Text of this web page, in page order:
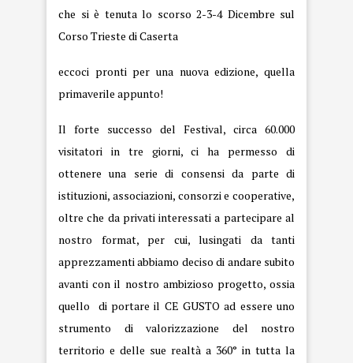
che si è tenuta lo scorso 2-3-4 Dicembre sul
Corso Trieste di Caserta
eccoci pronti per una nuova edizione, quella
primaverile appunto!
Il forte successo del Festival, circa 60.000
visitatori in tre giorni, ci ha permesso di
ottenere una serie di consensi da parte di
istituzioni, associazioni, consorzi e cooperative,
oltre che da privati interessati a partecipare al
nostro format, per cui, lusingati da tanti
apprezzamenti abbiamo deciso di andare subito
avanti con il nostro ambizioso progetto, ossia
quello di portare il CE GUSTO ad essere uno
strumento di valorizzazione del nostro
territorio e delle sue realtà a 360° in tutta la